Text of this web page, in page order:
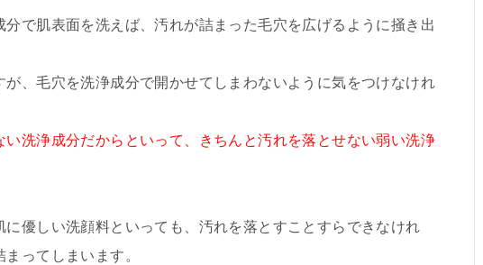
で肌表面を洗えば、汚れが詰まった毛穴を広げるように掻き出
が、毛穴を洗浄成分で開かせてしまわないように気をつけなけれ
い洗浄成分だからといって、きちんと汚れを落とせない弱い洗浄
に優しい洗顔料といっても、汚れを落とすことすらできなけれ
ってしまいます。